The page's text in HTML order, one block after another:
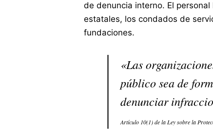
de denuncia interno. El
estatales, los condados de
fundaciones.
«Las
público sea de
denunciar
Artículo 10(1) de la Ley sobre la